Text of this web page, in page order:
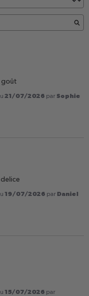
goût
21/07/2026 par Sophie
19/07/2026 par Daniel
15/07/2026 par